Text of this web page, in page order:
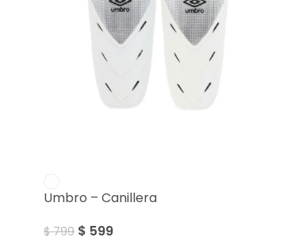
Umbro – Canillera
$799 $ 599